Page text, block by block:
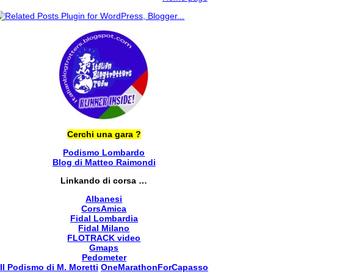
Cerchi una gara ?
Podismo Lombardo
Blog di Matteo Raimondi
Linkando di corsa …
Albanesi
CorsAmica
Fidal Lombardia
Fidal Milano
FLOTRACK video
Gmaps
Pedometer
Il Podismo di M. Moretti OneMarathonForCapasso